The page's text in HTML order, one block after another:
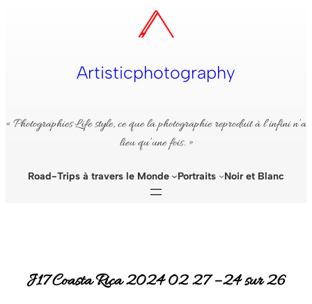
Artisticphotography
« Photographies Life style, ce que la photographie reproduit à l’infini n’a
lieu qu’une fois. »
Road-Trips à travers le Monde Portraits Noir et Blanc
J17 Coasta Rica 2024 02 27 – 24 sur 26